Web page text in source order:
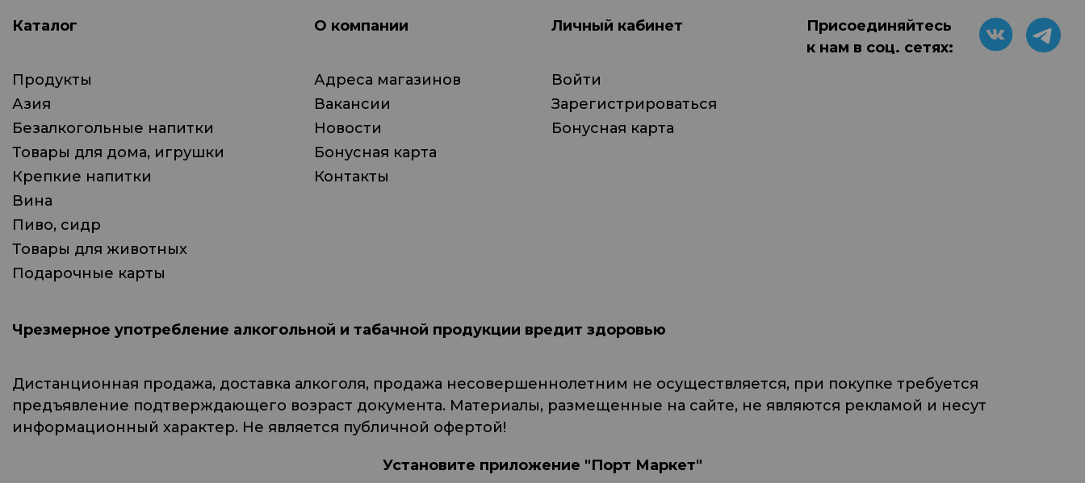
Каталог
Продукты
Азия
Безалкогольные напитки
Товары для дома, игрушки
Крепкие напитки
Вина
Пиво, сидр
Товары для животных
Подарочные карты
О компании
Адреса магазинов
Вакансии
Новости
Бонусная карта
Контакты
Личный кабинет
Войти
Зарегистрироваться
Бонусная карта
Присоединяйтесь
к нам в соц. сетях:
Чрезмерное употребление алкогольной и табачной продукции вредит здоровью
Дистанционная продажа, доставка алкоголя, продажа несовершеннолетним не осуществляется, при покупке требуется
предъявление подтверждающего возраст документа. Материалы, размещенные на сайте, не являются рекламой и несут
информационный характер. Не является публичной офертой!
Установите приложение "Порт Маркет"